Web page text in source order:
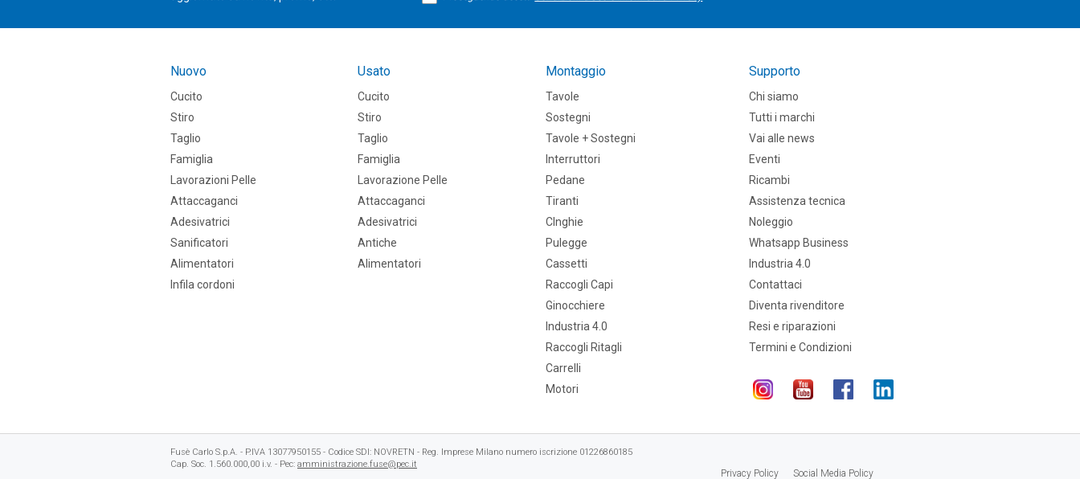
Nuovo
Cucito
Stiro
Taglio
Famiglia
Lavorazioni Pelle
Attaccaganci
Adesivatrici
Sanificatori
Alimentatori
Infila cordoni
Usato
Cucito
Stiro
Taglio
Famiglia
Lavorazione Pelle
Attaccaganci
Adesivatrici
Antiche
Alimentatori
Montaggio
Tavole
Sostegni
Tavole + Sostegni
Interruttori
Pedane
Tiranti
CInghie
Pulegge
Cassetti
Raccogli Capi
Ginocchiere
Industria 4.0
Raccogli Ritagli
Carrelli
Motori
Supporto
Chi siamo
Tutti i marchi
Vai alle news
Eventi
Ricambi
Assistenza tecnica
Noleggio
Whatsapp Business
Industria 4.0
Contattaci
Diventa rivenditore
Resi e riparazioni
Termini e Condizioni
Fusè Carlo S.p.A. - P.IVA 13077950155 - Codice SDI: NOVRETN - Reg. Imprese Milano numero iscrizione 01226860185
Cap. Soc. 1.560.000,00 i.v. - Pec: amministrazione.fuse@pec.it
Privacy Policy Social Media Policy